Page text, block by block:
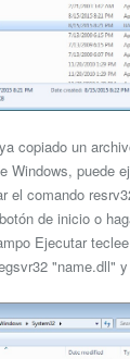
copiado un
Windows, puede
el comando
de inicio o
Ejecutar
"name.dll"